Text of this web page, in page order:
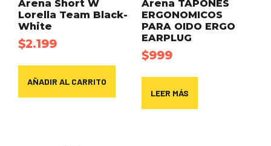
Arena Short W
Lorella Team Black-
White
$2.199
AÑADIR AL CARRITO
Arena TAPONES
ERGONOMICOS
PARA OIDO ERGO
EARPLUG
$999
LEER MÁS